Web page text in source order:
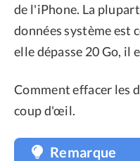
de l'iPhone. La
données système est
elle dépasse 20 Go, il
Comment effacer les
coup d'œil.
Remarque